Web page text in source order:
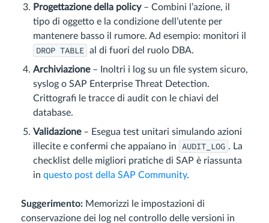
Progettazione della policy– Combini l’azione, il
tipo di oggetto e la condizione dell’utente per
mantenere basso il rumore. Ad esempio: monitori il
DROP TABLE al di fuori del ruolo DBA.
Archiviazione– Inoltri i log su un file system sicuro,
syslog o SAP Enterprise Threat Detection.
Crittografi le tracce di audit con le chiavi del
database.
Validazione– Esegua test unitari simulando azioni
illecite e confermi che appaiano in
AUDIT_LOG . La
checklist delle migliori pratiche di SAP è riassunta
in questo post della SAP Community.
Suggerimento: Memorizzi le impostazioni di
conservazione dei log nel controllo delle versioni in